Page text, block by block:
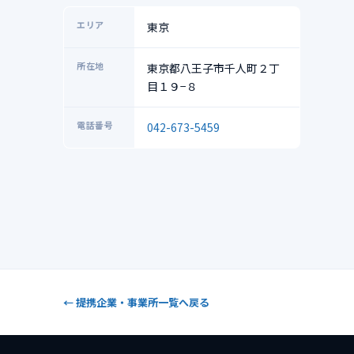
エリア 東京
所在地
東京都八王子市千人町２丁
目１９−８
電話番号 042-673-5459
← 提携企業・事業所一覧へ戻る